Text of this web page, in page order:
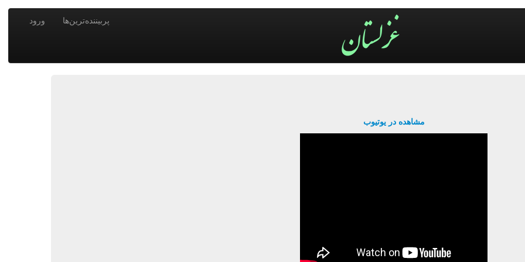
پربیننده‌ترین‌ها ورود
مشاهده در یوتیوب